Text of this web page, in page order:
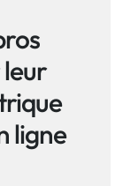
ligne